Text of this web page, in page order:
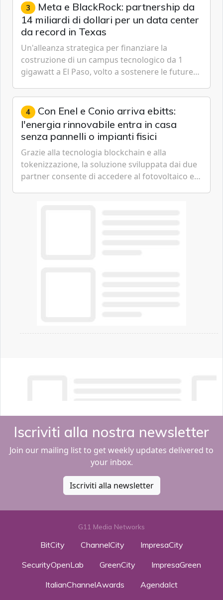
3 Meta e BlackRock: partnership da
14 miliardi di dollari per un data center
da record in Texas
Un'alleanza strategica per finanziare la
costruzione di un campus tecnologico da 1
gigawatt a El Paso, volto a sostenere le future
artificiale dell'azienda di Mark Zuckerberg.
4 Con Enel e Conio arriva ebitts:
l'energia rinnovabile entra in casa
senza pannelli o impianti fisici
Grazie alla tecnologia blockchain e alla
tokenizzazione, la soluzione sviluppata dai due
partner consente di accedere al fotovoltaico e
Iscriviti alla nostra newsletter
Join our mailing list to get weekly updates delivered to
your inbox.
Iscriviti alla newsletter
G11 Media Networks
BitCity ChannelCity
ImpresaCity
SecurityOpenLab
GreenCity
ImpresaGreen
ItalianChannelAwards
AgendaIct